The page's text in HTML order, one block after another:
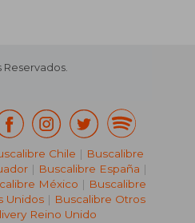
Chile | Buscalibre
| Buscalibre España |
México | Buscalibre
Unidos| Buscalibre Otros
Reino Unido